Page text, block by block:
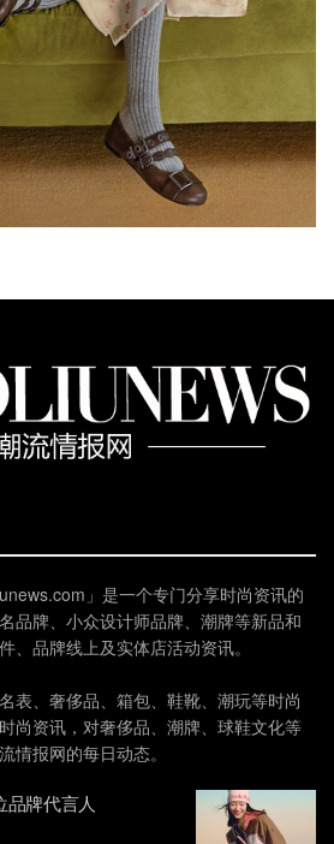
」是一个专门分享时尚资讯的
品牌、小众设计师品牌、潮牌等新品和
、品牌线上及实体店活动资讯。
表、奢侈品、箱包、鞋靴、潮玩等时尚
尚资讯，对奢侈品、潮牌、球鞋文化等
情报网的每日动态。
牌代言人